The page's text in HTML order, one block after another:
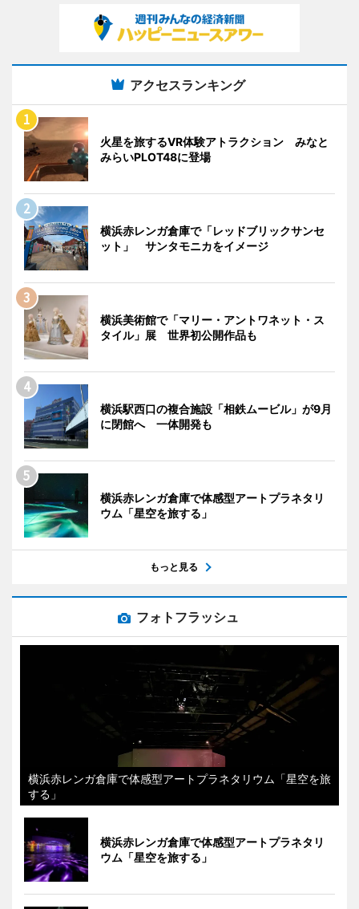
アクセスランキング
火星を旅するVR体験アトラクション みなと
みらいPLOT48に登場
横浜赤レンガ倉庫で「レッドブリックサンセ
ット」 サンタモニカをイメージ
横浜美術館で「マリー・アントワネット・ス
タイル」展 世界初公開作品も
横浜駅西口の複合施設「相鉄ムービル」が9月
に閉館へ 一体開発も
横浜赤レンガ倉庫で体感型アートプラネタリ
ウム「星空を旅する」
もっと見る
フォトフラッシュ
横浜赤レンガ倉庫で体感型アートプラネタリウム「星空を旅
する」
横浜赤レンガ倉庫で体感型アートプラネタリ
ウム「星空を旅する」